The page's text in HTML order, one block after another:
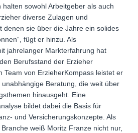
sowohl Arbeitgeber als auch
diverse Zulagen und
denen sie über die Jahre ein solides
fügt er hinzu. Als
jahrelanger Markterfahrung hat
Berufsstand der Erzieher
Team von ErzieherKompass leistet er
Beratung, die weit über
hinausgeht. Eine
bildet dabei die Basis für
und Versicherungskonzepte. Als
weiß Moritz Franze nicht nur,